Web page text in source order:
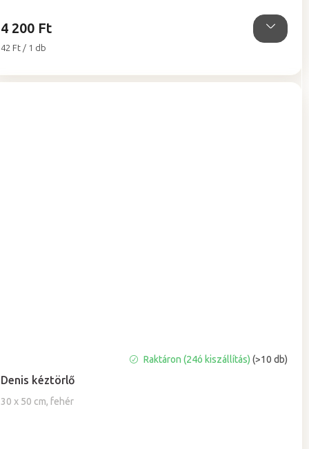
4 200 Ft
Egységár:
42 Ft / 1 db
Denis kéztörlő
30 x 50 cm, fehér
termék
átlagos
értékelése
Raktáron (24ó kiszállítás)(>10 db)